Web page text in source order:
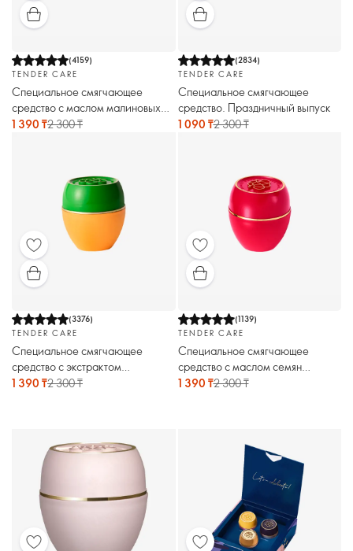
(4159)
TENDER CARE
Специальное смягчающее
средство с маслом малиновых
семян
1 390 ₸2 300 ₸
(2834)
TENDER CARE
Специальное смягчающее
средство. Праздничный выпуск
1 090 ₸2 300 ₸
(3376)
TENDER CARE
Специальное смягчающее
средство с экстрактом
мандарина
1 390 ₸2 300 ₸
(1139)
TENDER CARE
Специальное смягчающее
средство с маслом семян
арбуза. Праздничный выпуск
1 390 ₸2 300 ₸